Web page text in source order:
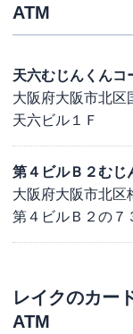
ATM
天六むじんくんコ
大阪府大阪市北
天六ビル１Ｆ
第４ビルＢ２むじ
大阪府大阪市北
第４ビルＢ２の７
レイクのカー
ATM